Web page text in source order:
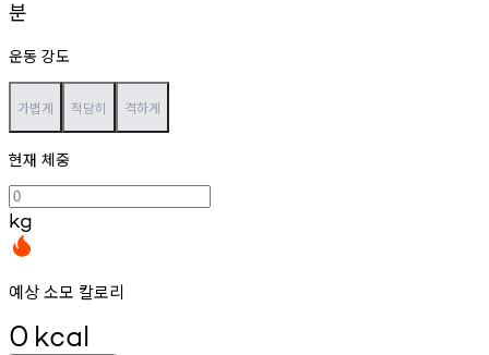
분
운동 강도
가볍게 적당히 격하게
현재 체중
kg
예상 소모 칼로리
0 kcal